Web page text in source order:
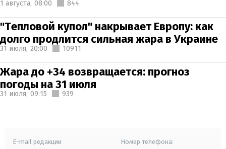
1 августа, 08:00 844
"Тепловой купол" накрывает Европу: как
долго продлится сильная жара в Украине
31 июля, 20:00 10911
Жара до +34 возвращается: прогноз
погоды на 31 июля
31 июля, 09:15 939
E-mail редакции Номер телефона: